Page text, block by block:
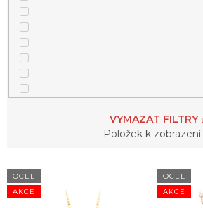
trojúhelníky
VYMAZAT FILTRY
Položek k zobrazení:
V
ý
pAKCE
OCEL
AKCE
OCEL